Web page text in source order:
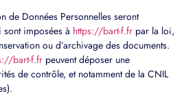
de Données Personnelles seront
imposées à https://bart-f.fr par la loi,
ou d’archivage des documents.
bart-f.fr peuvent déposer une
de contrôle, et notamment de la CNIL